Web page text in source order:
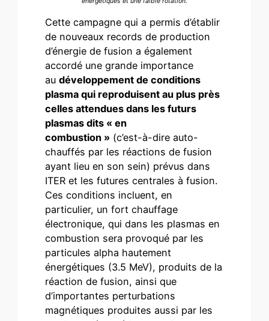
Cette campagne qui a permis d’établir
de nouveaux records de production
d’énergie de fusion a également
accordé une grande importance
audéveloppement de conditions
plasma qui reproduisent au plus près
celles attendues dans les futurs
plasmas dits « en
combustion » (c’est-à-dire auto-
chauffés par les réactions de fusion
ayant lieu en son sein) prévus dans
ITER et les futures centrales à fusion.
Ces conditions incluent, en
particulier, un fort chauffage
électronique, qui dans les plasmas en
combustion sera provoqué par les
particules alpha hautement
énergétiques (3.5 MeV), produits de la
réaction de fusion, ainsi que
d’importantes perturbations
magnétiques produites aussi par les